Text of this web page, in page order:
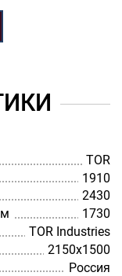
TOR
1910
2430
1730
TOR Industries
2150х1500
Россия